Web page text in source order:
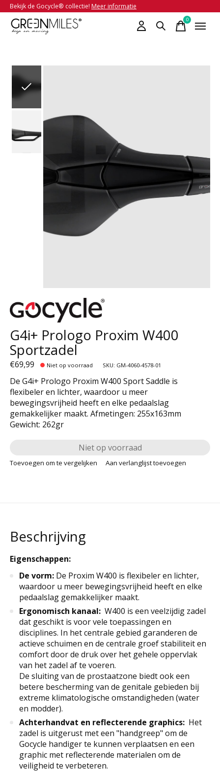
Bekijk de Gocycle® collectie! Meer informatie
0items
G4i+ Prologo Proxim W400
Sportzadel
€69,99 Niet op voorraad SKU: GM-4060-4578-01
De G4i+ Prologo Proxim W400 Sport Saddle is
flexibeler en lichter, waardoor u meer
bewegingsvrijheid heeft en elke pedaalslag
gemakkelijker maakt. Afmetingen: 255x163mm
Gewicht: 262gr
Niet op voorraad
Toevoegen om te vergelijken Aan verlanglijst toevoegen
Beschrijving
Eigenschappen:
De vorm: De Proxim W400 is flexibeler en lichter,
waardoor u meer bewegingsvrijheid heeft en elke
pedaalslag gemakkelijker maakt.
Ergonomisch kanaal: W400 is een veelzijdig zadel
dat geschikt is voor vele toepassingen en
disciplines. In het centrale gebied garanderen de
actieve schuimen en de centrale groef stabiliteit en
comfort door de druk over het gehele oppervlak
van het zadel af te voeren.
De sluiting van de prostaatzone biedt ook een
betere bescherming van de genitale gebieden bij
extreme klimatologische omstandigheden (water
en modder).
Achterhandvat en reflecterende graphics: Het
zadel is uitgerust met een "handgreep" om de
Gocycle handiger te kunnen verplaatsen en een
graphic met reflecterende materialen om de
veiligheid te verbeteren.